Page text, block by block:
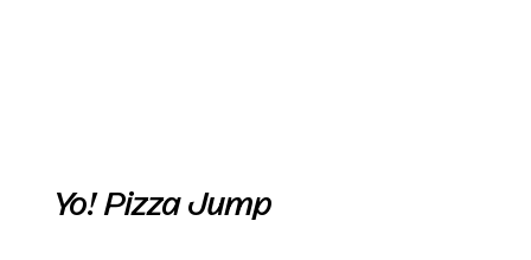
Yo! Pizza Jump